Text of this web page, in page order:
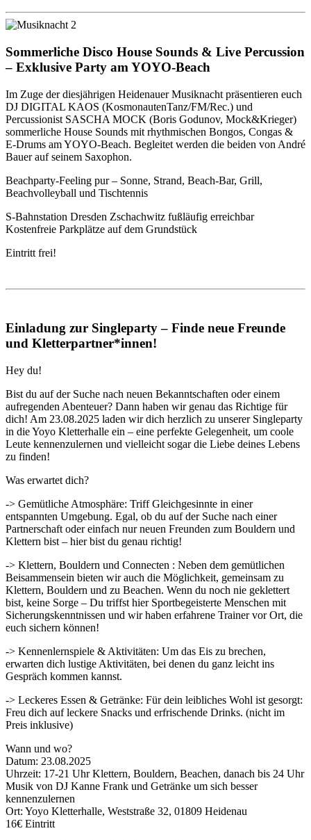
Sommerliche Disco House Sounds & Live Percussion
– Exklusive Party am YOYO-Beach
Im Zuge der diesjährigen Heidenauer Musiknacht präsentieren euch
DJ DIGITAL KAOS (KosmonautenTanz/FM/Rec.) und
Percussionist SASCHA MOCK (Boris Godunov, Mock&Krieger)
sommerliche House Sounds mit rhythmischen Bongos, Congas &
E-Drums amYOYO-Beach. Begleitet werden die beiden von André
Bauer auf seinem Saxophon.
Beachparty-Feeling pur – Sonne, Strand, Beach-Bar, Grill,
Beachvolleyball und Tischtennis
S-Bahnstation Dresden Zschachwitz fußläufig erreichbar
Kostenfreie Parkplätze auf dem Grundstück
Eintritt frei!
Einladung zur Singleparty – Finde neue Freunde
und Kletterpartner*innen!
Hey du!
Bist du auf der Suche nach neuen Bekanntschaften oder einem
aufregenden Abenteuer? Dann haben wir genau das Richtige für
dich! Am 23.08.2025 laden wir dich herzlich zu unserer Singleparty
in die Yoyo Kletterhalle ein – eine perfekte Gelegenheit, um coole
Leute kennenzulernen und vielleicht sogar die Liebe deines Lebens
zu finden!
Was erwartet dich?
-> Gemütliche Atmosphäre: Triff Gleichgesinnte in einer
entspannten Umgebung. Egal, ob du auf der Suche nach einer
Partnerschaft oder einfach nur neuen Freunden zum Bouldern und
Klettern bist – hier bist du genau richtig!
-> Klettern, Bouldern und Connecten : Neben dem gemütlichen
Beisammensein bieten wir auch die Möglichkeit, gemeinsam zu
Klettern, Bouldern und zu Beachen. Wenn du noch nie geklettert
bist, keine Sorge – Du triffst hier Sportbegeisterte Menschen mit
Sicherungskenntnissen und wir haben erfahrene Trainer vor Ort, die
euch sichern können!
-> Kennenlernspiele & Aktivitäten: Um das Eis zu brechen,
erwarten dich lustige Aktivitäten, bei denen du ganz leicht ins
Gespräch kommen kannst.
-> Leckeres Essen & Getränke: Für dein leibliches Wohl ist gesorgt:
Freu dich auf leckere Snacks und erfrischende Drinks. (nicht im
Preis inklusive)
Wann und wo?
Datum: 23.08.2025
Uhrzeit: 17-21 Uhr Klettern, Bouldern, Beachen, danach bis 24 Uhr
Musik von DJ Kanne Frank und Getränke um sich besser
kennenzulernen
Ort: Yoyo Kletterhalle, Weststraße 32, 01809 Heidenau
16€ Eintritt